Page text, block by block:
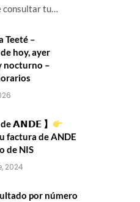
consultar tu…
Teeté –
hoy, ayer
nocturno –
de 𝗔𝗡𝗗𝗘 】
factura de ANDE
de NIS
2024
por número